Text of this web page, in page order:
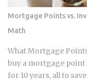
account can narrow
improves, though
Lenders use it to
36% or less generally
credit file feels an
Mortgage Points vs.
Math
What Mortgage
buy a mortgage
for 10 years, all to